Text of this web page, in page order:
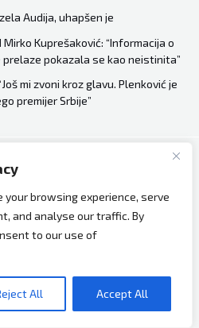
your browsing experience, serve
and analyse our traffic. By
to our use of
All Accept All
Audija, uhapšen je
Kuprešaković: “Informacija o
pokazala se kao neistinita”
mi zvoni kroz glavu. Plenković je
premijer Srbije”
Bh Dijaspora.
O nama
korištenja